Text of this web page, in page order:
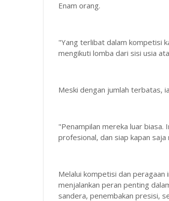
Enam orang.
"Yang terlibat dalam kompetisi
mengikuti lomba dari sisi usia
Meski dengan jumlah terbatas,
"Penampilan mereka luar
profesional, dan siap kapan
Melalui kompetisi dan
menjalankan peran penting
sandera, penembakan presisi,